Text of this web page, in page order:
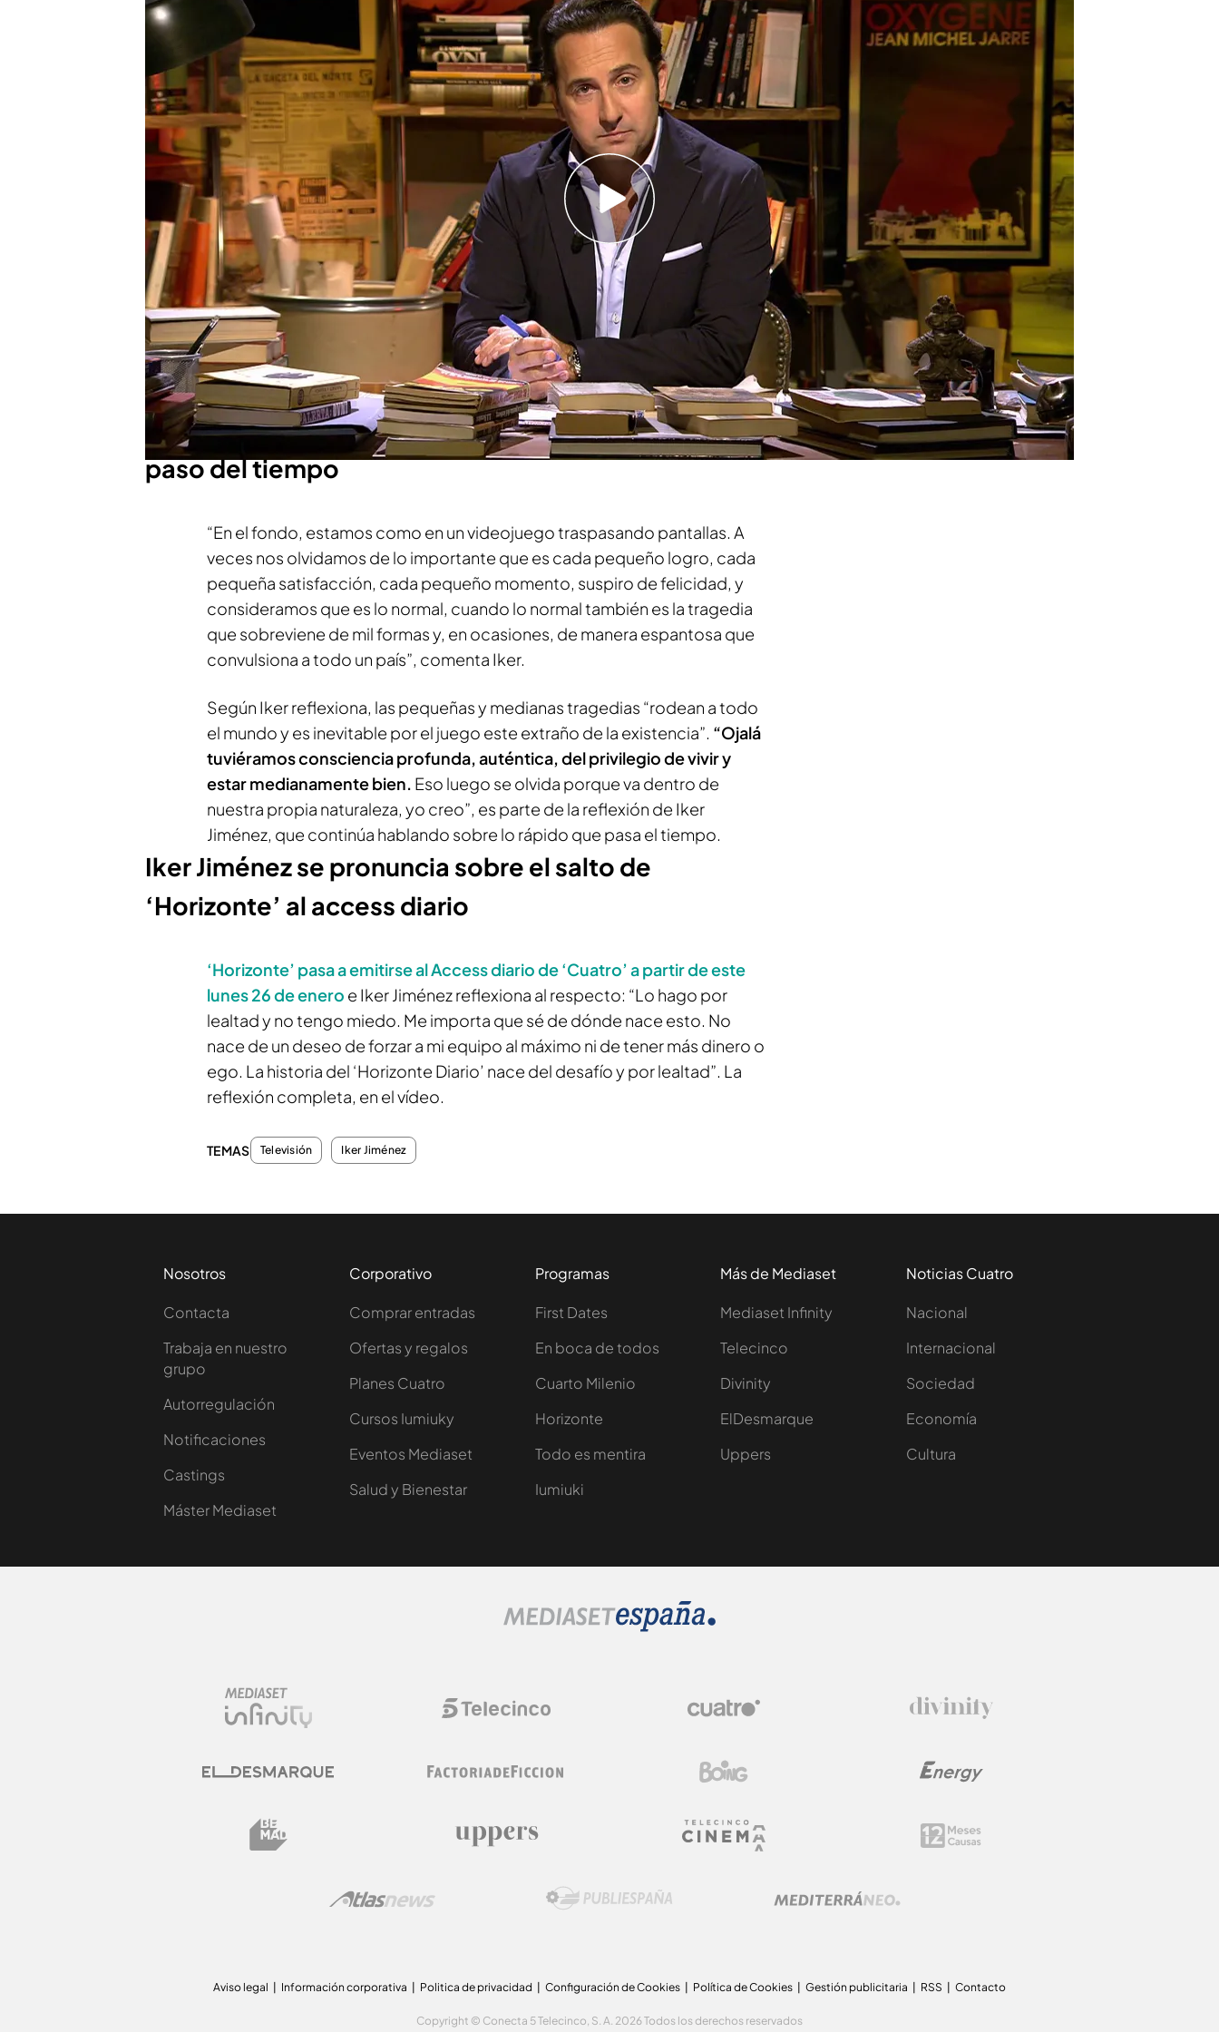
26 ENE 2026 - 00:35h.
Iker Jiménez reflexiona sobre la muerte y el paso del tiempo en el
'Cierre' de esta semana
Revive todas las reflexiones de Iker Jiménez en su sección 'El cierre de
Iker' aquí
Compartir
Iker Jiménezcomenta en el‘Cierre’de esta semana que el programa se
encuentra casi en el ecuador de la temporada y hace alusión a lo rápido
que pasa la vida… pero también la muerte. Al hilo de esto, hace alusión a la
tragedia de los trenes
que se ha producido en los últimos días en España:
“Nunca somos conscientes de los peligros que conlleva vivir”.
La reflexión de Iker Jiménez sobre la muerte y el
paso del tiempo
“En el fondo, estamos como en un videojuego traspasando pantallas. A
veces nos olvidamos de lo importante que es cada pequeño logro, cada
pequeña satisfacción, cada pequeño momento, suspiro de felicidad, y
consideramos que es lo normal, cuando lo normal también es la tragedia
que sobreviene de mil formas y, en ocasiones, de manera espantosa que
convulsiona a todo un país”, comenta Iker.
Según Iker reflexiona, las pequeñas y medianas tragedias “rodean a todo
el mundo y es inevitable por el juego este extraño de la existencia”. “Ojalá
tuviéramos consciencia profunda, auténtica, del privilegio de vivir y
estar medianamente bien. Eso luego se olvida porque va dentro de
nuestra propia naturaleza, yo creo”, es parte de la reflexión de Iker
Jiménez, que continúa hablando sobre lo rápido que pasa el tiempo.
Iker Jiménez se pronuncia sobre el salto de
‘Horizonte’ al access diario
‘Horizonte’ pasa a emitirse al Access diario de ‘Cuatro’ a partir de este
lunes 26 de enero e Iker Jiménez reflexiona al respecto: “Lo hago por
lealtad y no tengo miedo. Me importa que sé de dónde nace esto. No
nace de un deseo de forzar a mi equipo al máximo ni de tener más dinero o
ego. La historia del ‘Horizonte Diario’ nace del desafío y por lealtad”. La
reflexión completa, en el vídeo.
TEMAS Televisión Iker Jiménez
Nosotros
Contacta
Trabaja en nuestro
grupo
Autorregulación
Notificaciones
Castings
Máster Mediaset
Corporativo
Comprar entradas
Ofertas y regalos
Planes Cuatro
Cursos Iumiuky
Eventos Mediaset
Salud y Bienestar
Programas
First Dates
En boca de todos
Cuarto Milenio
Horizonte
Todo es mentira
Iumiuki
Más de Mediaset
Mediaset Infinity
Telecinco
Divinity
ElDesmarque
Uppers
Noticias Cuatro
Nacional
Internacional
Sociedad
Economía
Cultura
Aviso legal Información corporativa Politica de privacidad Configuración de Cookies Política de Cookies Gestión publicitaria RSS Contacto
Copyright © Conecta 5 Telecinco, S. A. 2026 Todos los derechos reservados